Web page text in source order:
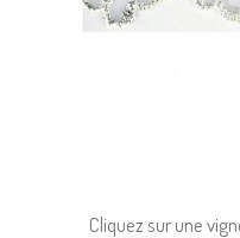
Cliquez sur une